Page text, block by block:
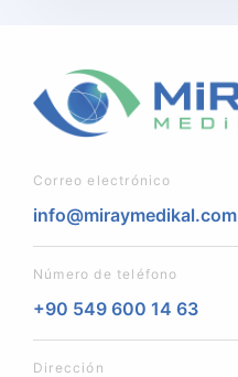
Correo electrónico
info@miraymedikal.com
Número de teléfono
+90 549 600 14 63
Dirección